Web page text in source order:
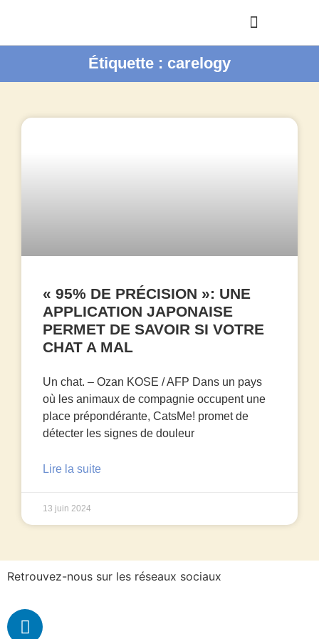
Étiquette : carelogy
« 95% DE PRÉCISION »: UNE
APPLICATION JAPONAISE
PERMET DE SAVOIR SI VOTRE
CHAT A MAL
Un chat. – Ozan KOSE / AFP Dans un pays
où les animaux de compagnie occupent une
place prépondérante, CatsMe! promet de
détecter les signes de douleur
Lire la suite
13 juin 2024
Retrouvez-nous sur les réseaux sociaux